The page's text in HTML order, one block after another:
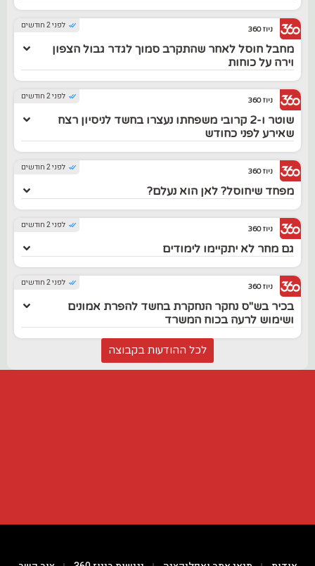
לפני 2 חודשים ניוז 360
מחבל חוסל לאחר שהתקרב סמוך לגדר גבול הצפון
וירה על כוחות
לפני 2 חודשים ניוז 360
שוטר ו-2 קרובי משפחתו נעצרו בחשד לניסיון רצח
שאירע לפני כחודש
לפני 2 חודשים ניוז 360
מפחד שיחוסל? לאן הוא נעלם?
לפני 2 חודשים ניוז 360
גם מחר לא יתקיימו לימודים
לפני 2 חודשים ניוז 360
בכיר בש"ס נחקר הנחקרת בחשד להפרת אמונים
ושימוש לרעה בכוח המשרד
לכל ההודעות בקבוצה